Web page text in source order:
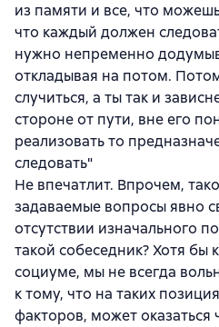
из памяти и все, что
что каждый должен
нужно непременно
откладывая на потом.
случиться, а ты так и
стороне от пути, вне его
реализовать то
следовать"
Не впечатлит. Впрочем,
задаваемые вопросы явно
отсутствии изначального
такой собеседник? Хотя бы
социуме, мы не всегда
к тому, что на таких
факторов, может оказаться